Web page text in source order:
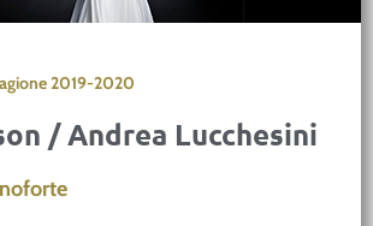
2019-2020
/ Andrea Lucchesini